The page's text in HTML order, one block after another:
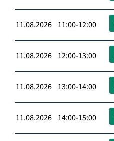
11.08.2026 11:00-12:00
11.08.2026 12:00-13:00
11.08.2026 13:00-14:00
11.08.2026 14:00-15:00